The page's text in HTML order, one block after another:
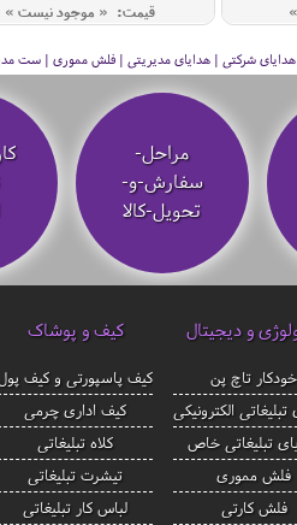
قیمت: « موجود نیست »
| هدایای شرکتی | هدایای مدیریتی | فلش مموری | ست
مراحل-
سفارش-و-
تحویل-کالا
و دیجیتال
خودکار تاچ پن
الکترونیکی
تبلیغاتی خاص
فلش مموری
فلش کارتی
کیف و پوشاک
کیف پاسپورتی و کیف
کیف اداری چرمی
کلاه تبلیغاتی
تیشرت تبلیغاتی
لباس کار تبلیغاتی